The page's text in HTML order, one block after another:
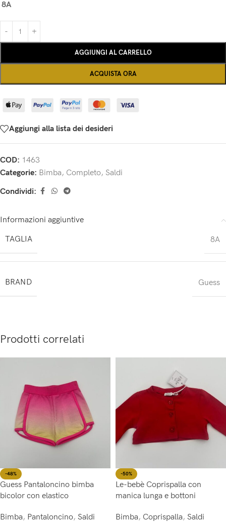
8A
AGGIUNGI AL CARRELLO
ACQUISTA ORA
Aggiungi alla lista dei desideri
COD: 1463
Categorie: Bimba, Completo, Saldi
Condividi:
Informazioni aggiuntive
TAGLIA
8A
BRAND Guess
Prodotti correlati
-48%
Guess Pantaloncino bimba
bicolor con elastico
Bimba, Pantaloncino, Saldi
-50%
Le-bebè Coprispalla con
manica lunga e bottoni
Bimba, Coprispalla, Saldi